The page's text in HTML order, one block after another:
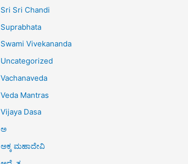
Sri Sri Chandi
Suprabhata
Swami Vivekananda
Uncategorized
Vachanaveda
Veda Mantras
Vijaya Dasa
ಅ
ಅಕ್ಕ ಮಹಾದೇವಿ